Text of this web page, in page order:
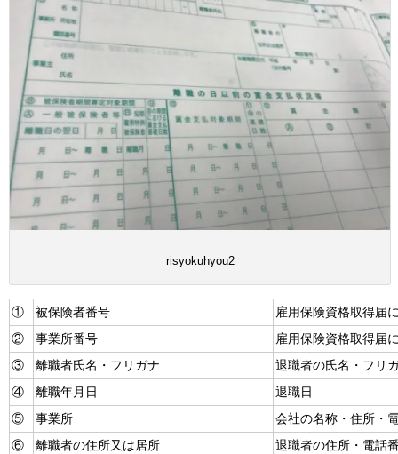
risyokuhyou2
① 被保険者番号
雇用保険資格取得届
②
事業所番号
雇用保険資格取得届
③
離職者氏名・フリガナ
退職者の氏名・フリ
④
離職年月日
退職日
⑤
事業所
会社の名称・住所・
⑥
離職者の住所又は居所
退職者の住所・電話